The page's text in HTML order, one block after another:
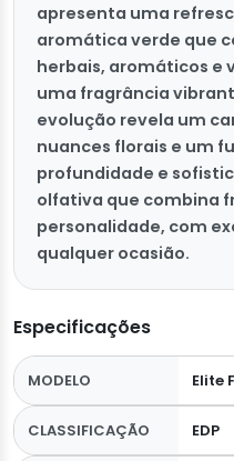
apresenta uma
aromática verde que
herbais, aromáticos e
uma fragrância
evolução revela um
nuances florais e um
profundidade e
olfativa que combina
personalidade, com
qualquer ocasião.
Especificações
MODELO Elite
CLASSIFICAÇÃO EDP